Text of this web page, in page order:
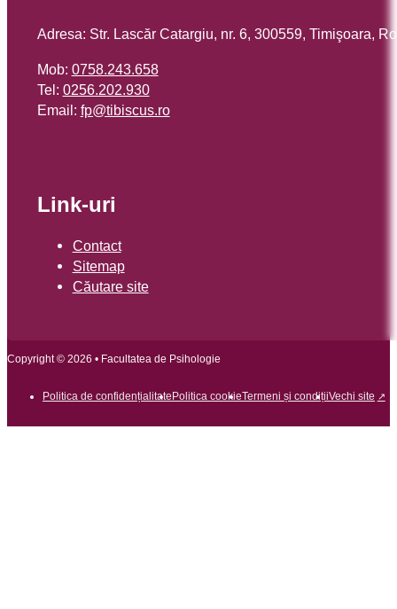
Adresa: Str. Lascăr Catargiu, nr. 6, 300559, Timişoara,
Mob: 0758.243.658
Tel: 0256.202.930
Email: or.sucsibit@pf
Link-uri
Contact
Sitemap
Căutare site
Copyright © 2026 • Facultatea de Psihologie
Politica de confidențialitate Politica cookieTermeni și condițiiVechi site